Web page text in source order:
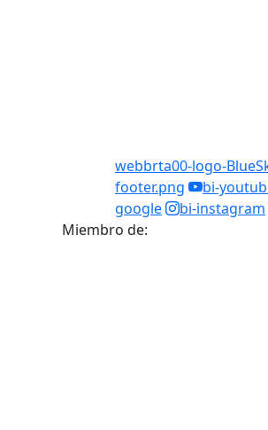
webbrta00-logo-
footer.png
bi-
google
bi-instagram
Miembro de: